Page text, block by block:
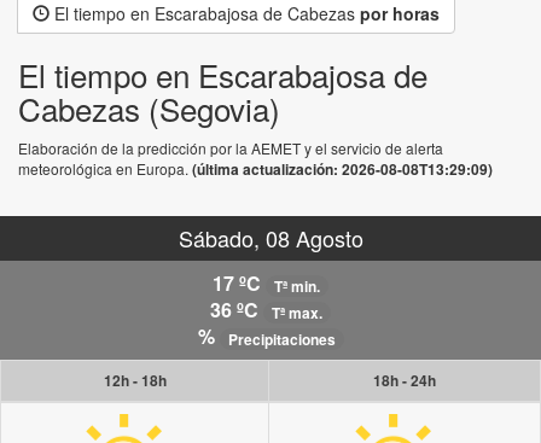
El tiempo en Escarabajosa de Cabezas por horas
El tiempo en Escarabajosa de
Cabezas (Segovia)
Elaboración de la predicción por la AEMET y el servicio de alerta
meteorológica en Europa. (última actualización: 2026-08-08T13:29:09)
Sábado, 08 Agosto
17 ºC Tª min.
36 ºC Tª max.
%
Precipitaciones
12h - 18h
18h - 24h